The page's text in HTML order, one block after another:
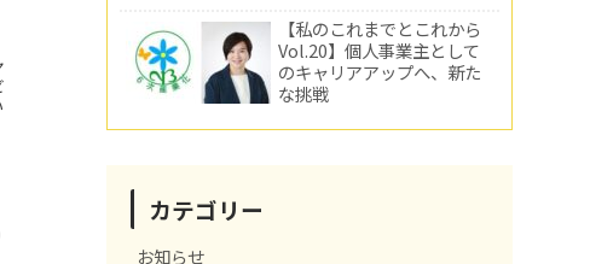
【私のこれまでとこれから
Vol.20】個人事業主として
のキャリアアップへ、新た
な挑戦
カテゴリー
お知らせ